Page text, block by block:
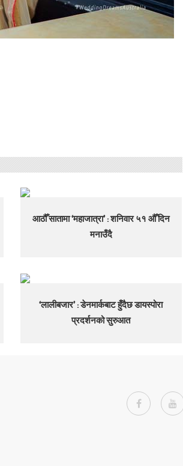
आठौँ सातामा ‘महाजात्रा’ : शनिवार ५१ औँ दिन
मनाउँदै
‘लालीबजार’ : डेनमार्कबाट हुँदैछ डायस्पोरा
प्रदर्शनको सुरुआत